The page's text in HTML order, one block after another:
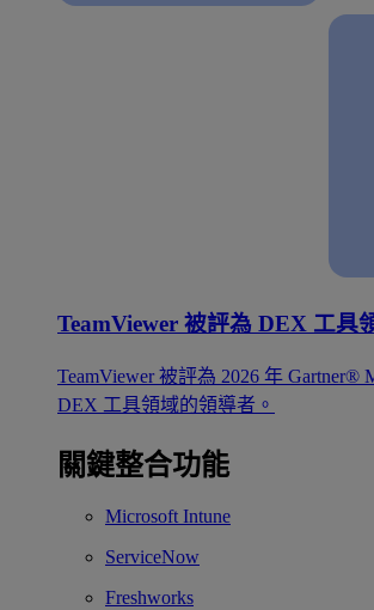
TeamViewer 被評為 DEX 工具
TeamViewer 被評為 2026 年 Gartner®
DEX 工具領域的領導者。
關鍵整合功能
Microsoft Intune
ServiceNow
Freshworks